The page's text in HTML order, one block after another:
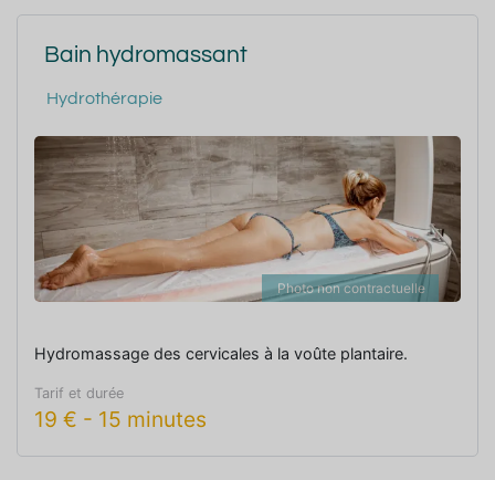
Bain hydromassant
Hydrothérapie
Photo non contractuelle
Hydromassage des cervicales à la voûte plantaire.
Tarif et durée
19 € - 15 minutes